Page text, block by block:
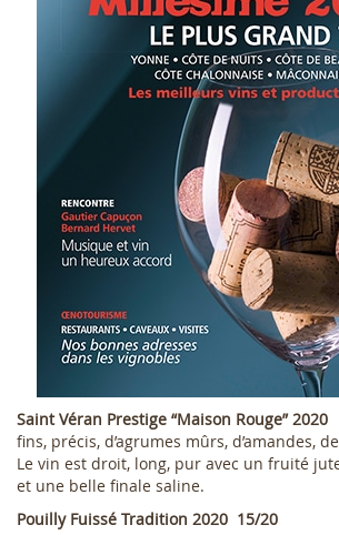
Saint Véran Prestige “Maison Rouge”
fins, précis, d’agrumes mûrs, d’amandes,
Le vin est droit, long, pur avec un fruité
et une belle finale saline.
Pouilly Fuissé Tradition 2020 15/20